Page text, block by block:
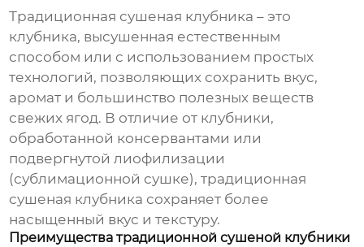
Традиционная сушеная клубника – это
клубника, высушенная естественным
способом или с использованием простых
технологий, позволяющих сохранить вкус,
аромат и большинство полезных веществ
свежих ягод. В отличие от клубники,
обработанной консервантами или
подвергнутой лиофилизации
(сублимационной сушке),традиционная
сушеная клубника сохраняет более
насыщенный вкус и текстуру.
Преимущества традиционной сушеной клубники